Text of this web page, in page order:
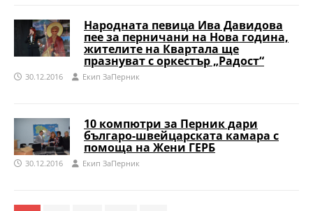
Народната певица Ива Давидова
пее за перничани на Нова година,
жителите на Квартала ще
празнуват с оркестър „Радост“
30.12.2016 Eкип ЗаПерник
10 компютри за Перник дари
българо-швейцарската камара с
помоща на Жени ГЕРБ
30.12.2016 Eкип ЗаПерник